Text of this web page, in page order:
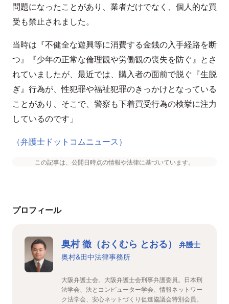
問題になったことがあり、業者だけでなく、個人的な買
受も禁止されました。
当時は『不健全な遊興等に消費する金銭の入手経路を断
つ』『少年の正常な倫理観や労働観の喪失を防ぐ』とさ
れていましたが、最近では、購入者の面前で脱ぐ『生脱
ぎ』行為が、性犯罪や福祉犯罪のきっかけとなっている
ことがあり、そこで、警察も下着買受行為の検挙に注力
しているのです」
（弁護士ドットコムニュース）
この記事は、公開日時点の情報や法律に基づいています。
プロフィール
奥村 徹（おくむら とおる）
弁護士
奥村&田中法律事務所
大阪弁護士会。大阪弁護士会刑事弁護委員。日本刑
法学会、法とコンピューター学会、情報ネットワー
ク法学会、安心ネットづくり促進協議会特別会員。